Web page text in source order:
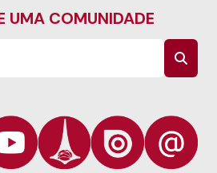
UMA COMUNIDADE